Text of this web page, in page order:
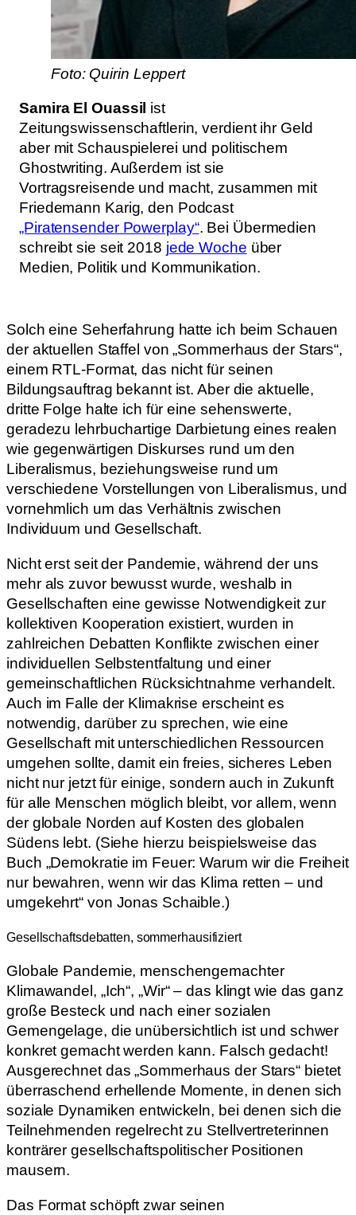
Foto: Quirin Leppert
Samira El Ouassil ist
Zeitungswissenschaftlerin, verdient ihr Geld
aber mit Schauspielerei und politischem
Ghostwriting. Außerdem ist sie
Vortragsreisende und macht, zusammen mit
Friedemann Karig, den Podcast
„Piratensender Powerplay“. Bei Übermedien
schreibt sie seit 2018 jede Woche über
Medien, Politik und Kommunikation.
Solch eine Seherfahrung hatte ich beim Schauen
der aktuellen Staffel von „Sommerhaus der Stars“,
einem RTL-Format, das nicht für seinen
Bildungsauftrag bekannt ist. Aber die aktuelle,
dritte Folge halte ich für eine sehenswerte,
geradezu lehrbuchartige Darbietung eines realen
wie gegenwärtigen Diskurses rund um den
Liberalismus, beziehungsweise rund um
verschiedene Vorstellungen von Liberalismus, und
vornehmlich um das Verhältnis zwischen
Individuum und Gesellschaft.
Nicht erst seit der Pandemie, während der uns
mehr als zuvor bewusst wurde, weshalb in
Gesellschaften eine gewisse Notwendigkeit zur
kollektiven Kooperation existiert, wurden in
zahlreichen Debatten Konflikte zwischen einer
individuellen Selbstentfaltung und einer
gemeinschaftlichen Rücksichtnahme verhandelt.
Auch im Falle der Klimakrise erscheint es
notwendig, darüber zu sprechen, wie eine
Gesellschaft mit unterschiedlichen Ressourcen
umgehen sollte, damit ein freies, sicheres Leben
nicht nur jetzt für einige, sondern auch in Zukunft
für alle Menschen möglich bleibt, vor allem, wenn
der globale Norden auf Kosten des globalen
Südens lebt. (Siehe hierzu beispielsweise das
Buch „Demokratie im Feuer: Warum wir die Freiheit
nur bewahren, wenn wir das Klima retten – und
umgekehrt“ von Jonas Schaible.)
Gesellschaftsdebatten, sommerhausifiziert
Globale Pandemie, menschengemachter
Klimawandel, „Ich“, „Wir“ – das klingt wie das ganz
große Besteck und nach einer sozialen
Gemengelage, die unübersichtlich ist und schwer
konkret gemacht werden kann. Falsch gedacht!
Ausgerechnet das „Sommerhaus der Stars“ bietet
überraschend erhellende Momente, in denen sich
soziale Dynamiken entwickeln, bei denen sich die
Teilnehmenden regelrecht zu Stellvertreterinnen
konträrer gesellschaftspolitischer Positionen
mausern.
Das Format schöpft zwar seinen